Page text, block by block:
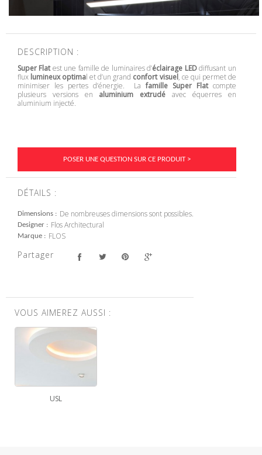
DESCRIPTION :
Super Flatest une famille de luminaires d’éclairage LEDdiffusant un
flux lumineux optimal et d’un grand confort visuel, ce qui permet de
minimiser les pertes d’énergie. Lafamille Super Flatcompte
plusieurs versions en aluminium extrudé avec équerres en
aluminium injecté.
POSER UNE QUESTION SUR CE PRODUIT >
DÉTAILS :
Dimensions De nombreuses dimensions sont possibles.
Designer Flos Architectural
Marque FLOS
Partager
VOUS AIMEREZ AUSSI :
USL